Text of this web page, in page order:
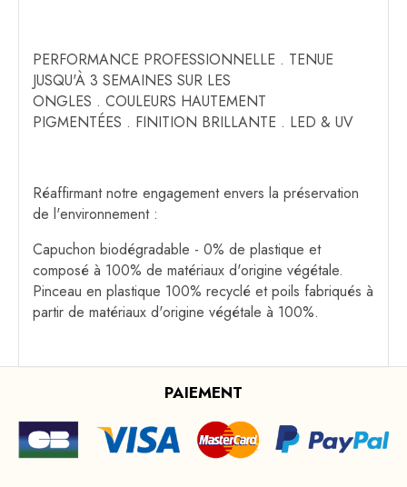
PERFORMANCE PROFESSIONNELLE . TENUE
JUSQU'À 3 SEMAINES SUR LES
ONGLES . COULEURS HAUTEMENT
PIGMENTÉES . FINITION BRILLANTE . LED & UV
Réaffirmant notre engagement envers la préservation
de l'environnement :
Capuchon biodégradable - 0% de plastique et
composé à 100% de matériaux d'origine végétale.
Pinceau en plastique 100% recyclé et poils fabriqués à
partir de matériaux d'origine végétale à 100%.
PAIEMENT